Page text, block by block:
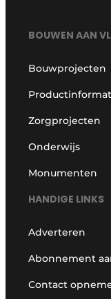
BOUWEN AAN
Bouwprojecten
Zorgprojecten
Onderwijs
Monumenten
HANDIGE LINKS
Adverteren
Abonnement
Contact